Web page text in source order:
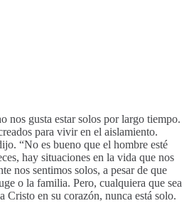
nos gusta estar solos por largo tiempo.
para vivir en el aislamiento.
“No es bueno que el hombre esté
hay situaciones en la vida que nos
nos sentimos solos, a pesar de que
o la familia. Pero, cualquiera que sea
Cristo en su corazón, nunca está solo.